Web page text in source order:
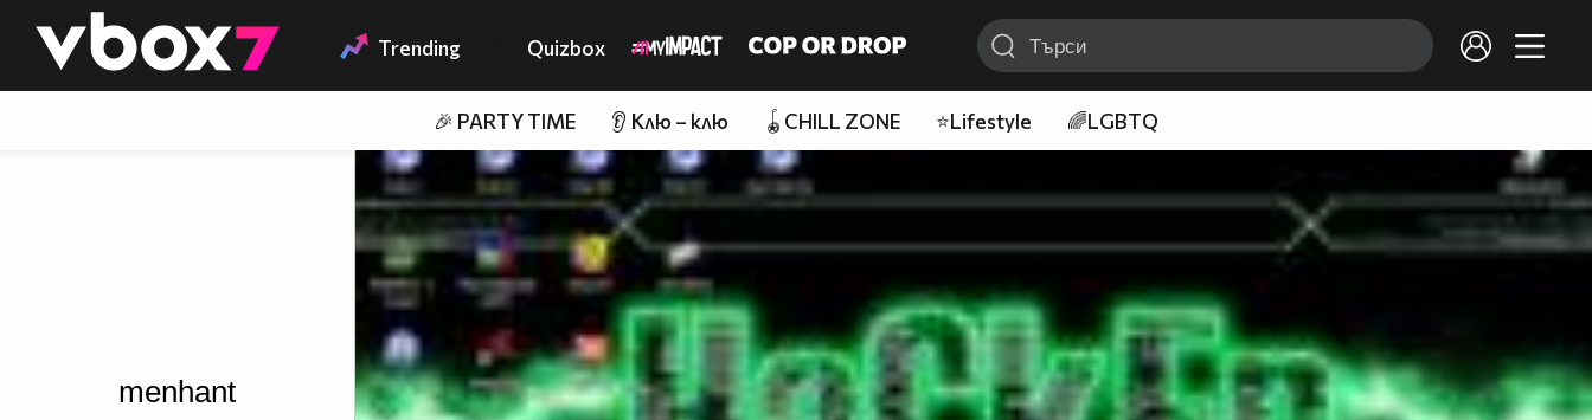
👾 Trending Quizbox
🎉 PARTY TIME 👂 Клю – клю 🪀CHILL ZONE ⭐Lifestyle 🌈LGBTQ
menhant